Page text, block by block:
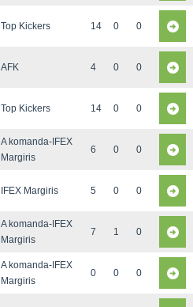
Top Kickers 14 0 0
AFK 4 0 0
Top Kickers 14 0 0
A komanda-IFEX
Margiris
6 0 0
IFEX Margiris 5 0 0
A komanda-IFEX
Margiris
7 1 0
A komanda-IFEX
Margiris
0 0 0